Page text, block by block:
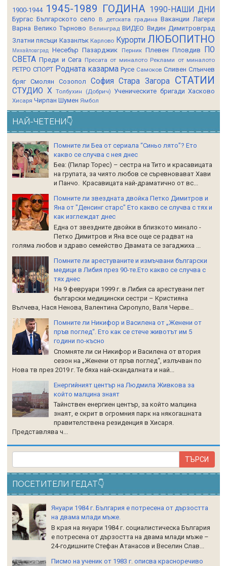
1900-1944 1945-1989 ГОДИНА 1990-НАШИ ДНИ
Бургас Българското село В детската градина Ваканции Лагери
Варна Велико Търново Велинград ВИДЕО Видин Димитровград
Златни пясъци Казанлък Карлово Курорти ЛЮБОПИТНО
Михайловград Несебър Пазарджик Перник Плевен Пловдив
ПО
СВЕТА Преди и Сега Пресата от миналото Реклами от миналото
РЕТРО СПОРТ Родната казарма Русе Самоков Сливен Слънчев
бряг Смолян Созопол София Стара Загора СТАТИИ
СТУДИО Х Толбухин (Добрич) Ученическите бригади Хасково
Хисаря Чирпан Шумен Ямбол
НАЙ-ЧЕТЕНИ👇
Помните ли Беа от сериала “Синьо лято”? Ето
какво се случва с нея днес
Беа: (Пилар Торес) – сестра на Тито и красавицата
на групата, за чиято любов се съревновават Хави
и Панчо. Красавицата най-драматично от вс...
Помните ли звездната двойка Петко Димитров и
Яна от "Денсинг старс" Ето какво се случва с тях и
как изглеждат днес
Една от звездните двойки в близкото минало -
Петко Димитров и Яна все още се радват на
голяма любов и здраво семейство Двамата се загаджиха ...
Помните ли арестуваните и измъчвани български
медици в Либия през 90-те.Ето какво се случва с
тях днес
На 9 февруари 1999 г. в Либия са арестувани пет
български медицински сестри – Кристияна
Вълчева, Нася Ненова, Валентина Сиропуло, Валя Черве...
Помните ли Никифор и Василена от „Женени от
пръв поглед“. Ето как се стече животът им 5
години по-късно
Спомняте ли си Никифор и Василена от втория
сезон на „Женени от пръв поглед“, излъчван по
Нова тв през 2019 г. Те бяха най-скандалната и най...
Енергийният център на Людмила Живкова за
който малцина знаят
Тайнствен енергиен център, за който малцина
знаят, е скрит в огромния парк на някогашната
правителствена резиденция в Хисаря.
Представлява ч...
ПОСЕТИТЕЛИ ГЕДАТ👇
Януари 1984 г. България е потресена от дързостта
на двама млади мъже.
В края на януари 1984 г. социалистическа България
е потресена от дързостта на двама млади мъже –
24-годишните Стефан Атанасов и Веселин Слав...
Писмо на ученик от 1983 г. описва красноречиво